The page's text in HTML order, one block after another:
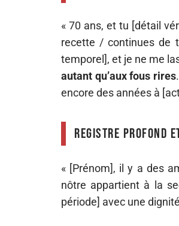
« 70 ans, et tu [détail
recette / continues de
temporel], et je ne me
autant qu’aux fous rires
encore des années à
Registre profond
« [Prénom], il y a des
nôtre appartient à la
période] avec une